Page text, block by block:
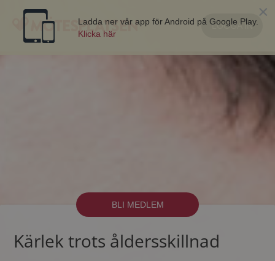
LOGGA IN
BLI MEDLEM
×
Ladda ner vår app för Android på Google Play.
Klicka här
Kärlek trots åldersskillnad